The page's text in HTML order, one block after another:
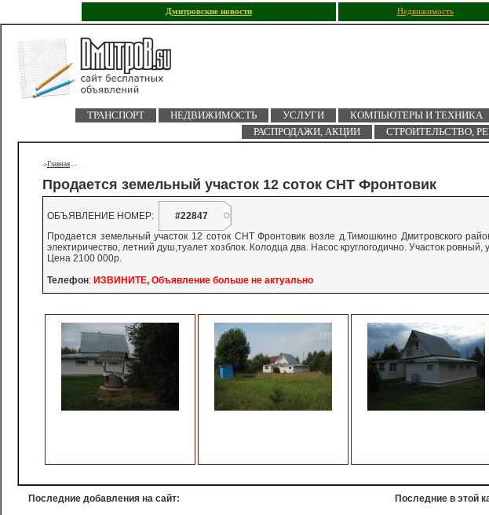
Дмитровские новости Недвижимость
ТРАНСПОРТ НЕДВИЖИМОСТЬ УСЛУГИ КОМПЬЮТЕРЫ И ТЕХНИКА
РАСПРОДАЖИ, АКЦИИ
СТРОИТЕЛЬСТВО,
->Главная - -
Продается земельный участок 12 соток СНТ Фронтовик
ОБЪЯВЛЕНИЕ НОМЕР:
#22847
Продается земельный участок 12 соток СНТ Фронтовик возле д.Тимошкино Дмитровского
электиричество, летний душ,туалет хозблок. Колодца два. Насос круглогодично. Участок
Цена 2100 000р.
Телефон: ИЗВИНИТЕ, Объявление больше не актуально
Последние добавления на сайт: Последние в этой